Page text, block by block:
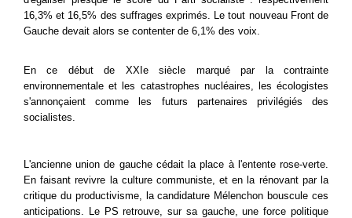
16,3% et 16,5% des suffrages exprimés. Le tout nouveau Front de
Gauche devait alors se contenter de 6,1% des voix.
En ce début de XXI esiècle marqué par la contrainte
environnementale et les catastrophes nucléaires, les écologistes
s'annonçaient comme les futurs partenaires privilégiés des
socialistes.
L'ancienne union de gauche cédait la place à l'entente rose-verte.
En faisant revivre la culture communiste, et en la rénovant par la
critique du productivisme, la candidature Mélenchon bouscule ces
anticipations. Le PS retrouve, sur sa gauche, une force politique